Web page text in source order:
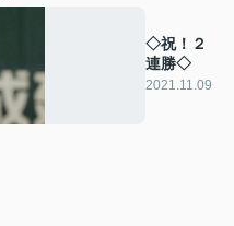
◇祝！２
連勝◇
2021.11.09